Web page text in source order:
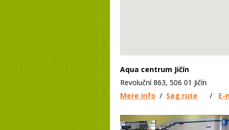
Aqua centrum Jičín
Revoluční 863, 506 01 Jičín
Mere info / Søg rute / E-